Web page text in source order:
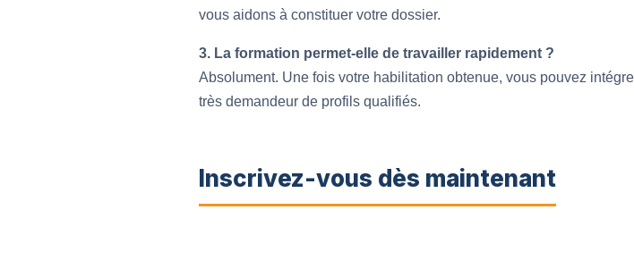
vous aidons à constituer votre dossier.
3. La formation permet-elle de travailler rapidement ?
Absolument. Une fois votre habilitation obtenue, vous pouvez
très demandeur de profils qualifiés.
Inscrivez-vous dès maintenant